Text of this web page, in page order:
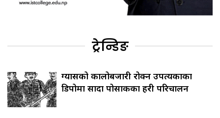
ट्रेन्डिङ
ग्यासको कालोबजारी रोक्न उपत्यकाका
डिपोमा सादा पोसाकका प्रहरी परिचालन